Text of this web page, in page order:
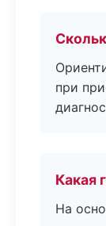
при
Какая
На